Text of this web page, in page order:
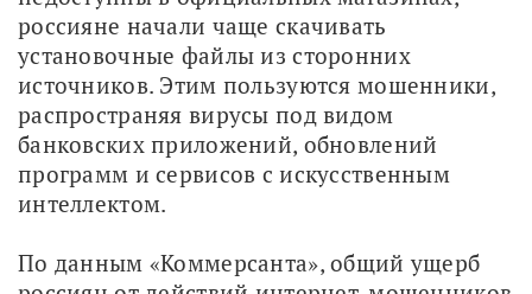
россияне начали чаще скачивать
установочные файлы из сторонних
источников. Этим пользуются мошенники,
распространяя вирусы под видом
банковских приложений, обновлений
программ и сервисов с искусственным
интеллектом.
По данным «Коммерсанта», общий ущерб